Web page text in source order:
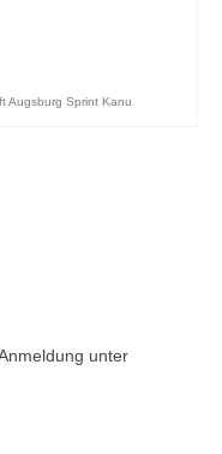
Augsburg Sprint Kanu
unter